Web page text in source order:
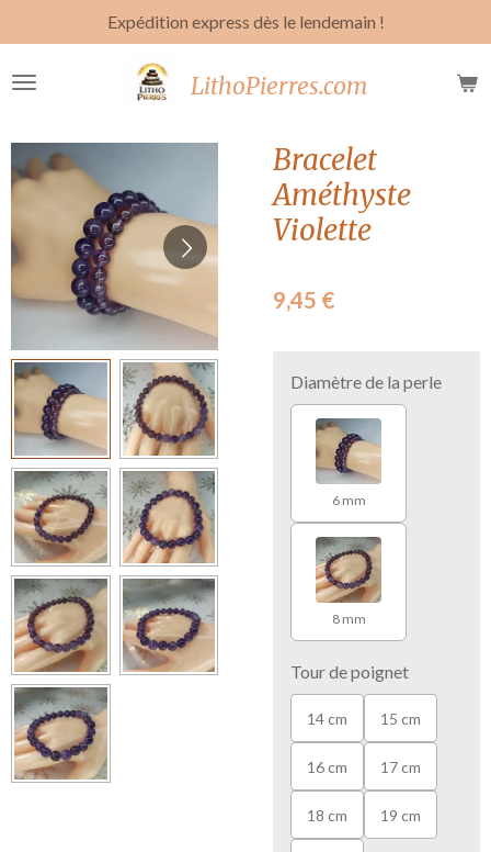
au
contenu
LithoPierres.com
Expédition express dès le lendemain !
Bracelet
Améthyste
Violette
9,45 €
Diamètre de la perle
6 mm
8 mm
Tour de poignet
14 cm 15 cm
16 cm 17 cm
18 cm 19 cm